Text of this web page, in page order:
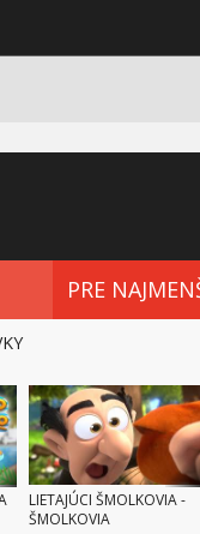
PRE
LIETAJÚCI ŠMOLKOVIA -
ŠMOLKOVIA